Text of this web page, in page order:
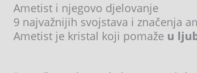
Ametist i njegovo djelovanje
9 najvažnijih svojstava i značenja
Ametist je kristal koji pomaže u